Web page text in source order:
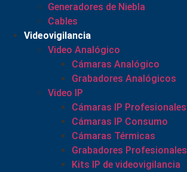
Generadores de Niebla
Cables
Videovigilancia
Video Analógico
Cámaras Analógico
Grabadores Analógicos
Video IP
Cámaras IP Profesionales
Cámaras IP Consumo
Cámaras Térmicas
Grabadores Profesionales
Kits IP de videovigilancia